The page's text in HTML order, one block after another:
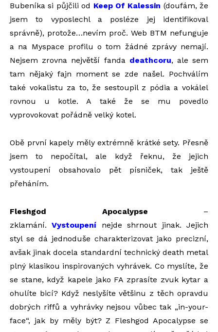
Bubeníka si půjčili od Keep Of Kalessin (doufám, že
jsem to vyposlechl a posléze jej identifikoval
správně), protože…nevím proč. Web BTM nefunguje
a na Myspace profilu o tom žádné zprávy nemají.
Nejsem zrovna největší fanda deathcoru, ale sem
tam nějaký fajn moment se zde našel. Pochválím
také vokalistu za to, že sestoupil z pódia a vokálel
rovnou u kotle. A také že se mu povedlo
vyprovokovat pořádně velký kotel.
Obě první kapely měly extrémně krátké sety. Přesně
jsem to nepočítal, ale když řeknu, že jejich
vystoupení obsahovalo pět písniček, tak ještě
přeháním.
Fleshgod Apocalypse –
zklamání.Vystoupení nejde shrnout jinak. Jejich
styl se dá jednoduše charakterizovat jako precizní,
avšak jinak docela standardní technický death metal
plný klasikou inspirovaných vyhrávek. Co myslíte, že
se stane, když kapele jako FA zprasíte zvuk kytar a
ohulíte bicí? Když neslyšíte většinu z těch opravdu
dobrých riffů a vyhrávky nejsou vůbec tak „in-your-
face“, jak by měly být? Z Fleshgod Apocalypse se